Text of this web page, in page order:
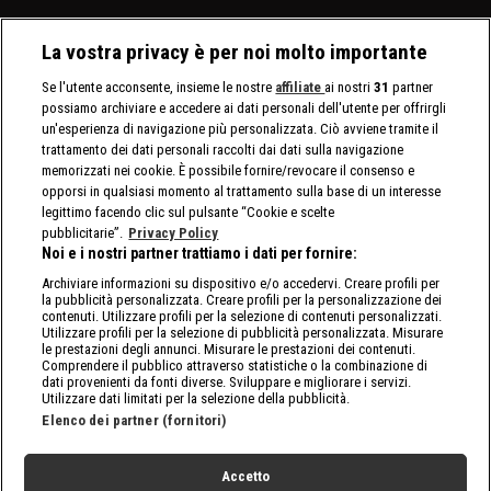
La vostra privacy è per noi molto importante
Se l'utente acconsente, insieme le nostre affiliate ai nostri31 partner
possiamo archiviare e accedere ai dati personali dell'utente per offrirgli
un'esperienza di navigazione più personalizzata. Ciò avviene tramite il
trattamento dei dati personali raccolti dai dati sulla navigazione
memorizzati nei cookie. È possibile fornire/revocare il consenso e
opporsi in qualsiasi momento al trattamento sulla base di un interesse
legittimo facendo clic sul pulsante “Cookie e scelte
pubblicitarie”. Privacy Policy
Noi e i nostri partner trattiamo i dati per fornire:
Archiviare informazioni su dispositivo e/o accedervi. Creare profili per
la pubblicità personalizzata. Creare profili per la personalizzazione dei
contenuti. Utilizzare profili per la selezione di contenuti personalizzati.
Utilizzare profili per la selezione di pubblicità personalizzata. Misurare
le prestazioni degli annunci. Misurare le prestazioni dei contenuti.
Comprendere il pubblico attraverso statistiche o la combinazione di
dati provenienti da fonti diverse. Sviluppare e migliorare i servizi.
Utilizzare dati limitati per la selezione della pubblicità.
Elenco dei partner (fornitori)
Accetto